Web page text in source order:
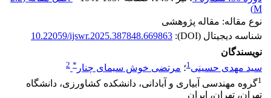
M
)
نوع مقاله: مقاله پژوهشی
شناسه دیجیتال (DOI):
10.22059/ijswr.2025.387848.669863
نویسندگان
سید مهدی حسینی1؛ مرتضی خوش سیمای چنار *
2
1گروه مهندسی آبیاری و آبادانی، دانشکده کشاورزی، دانشگاه
تهران، تهران، ایران